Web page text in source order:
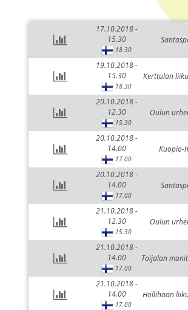
17.10.2018 -
15.30
18.30
19.10.2018 -
15.30
18.30
Kerttulan
20.10.2018 -
12.30
15.30
Oulun
20.10.2018 -
14.00
17.00
Kuopio-
20.10.2018 -
14.00
17.00
21.10.2018 -
12.30
15.30
Oulun
21.10.2018 -
14.00
17.00
Toijalan
21.10.2018 -
14.00
17.00
Hollihaan